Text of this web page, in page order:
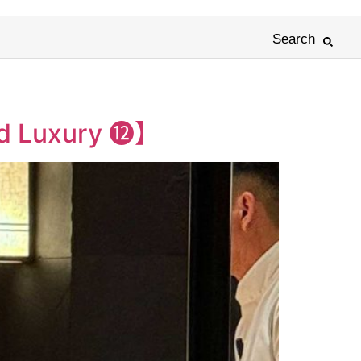
Search
Luxury ⓬】